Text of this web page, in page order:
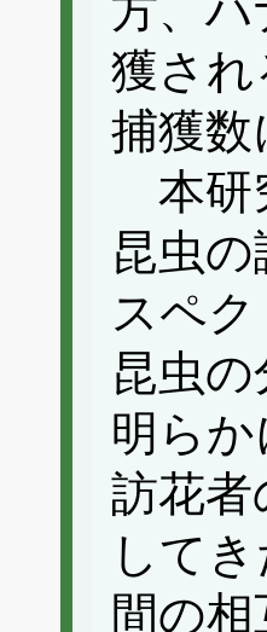
方、
獲さ
捕獲
本研
昆虫
スペ
昆虫
明ら
訪花者
して
間の